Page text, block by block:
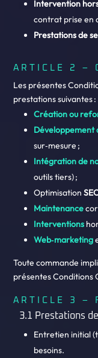
Intervention
contrat prise en
Prestations de
ARTICLE 2 –
Les présentes
prestations suivantes :
Création ou
Développement
sur‑mesure ;
Intégration de
outils tiers) ;
Optimisation
Maintenance
Interventions
Web‑marketing
Toute commande
présentes Conditions
ARTICLE 3 –
3.1 Prestations
Entretien initial
besoins.